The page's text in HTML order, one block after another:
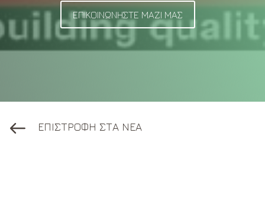
ΕΠΙΚΟΙΝΩΝΗΣΤΕ ΜΑΖΙ ΜΑΣ
ΕΠΙΣΤΡΟΦΗ ΣΤΑ ΝΕΑ